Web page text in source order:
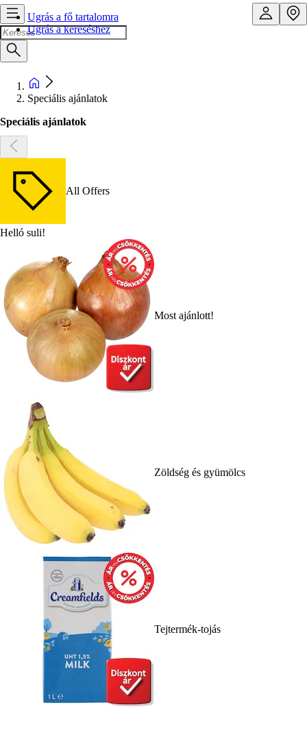
Ugrás a fő tartalomra
Ugrás a kereséshez
Speciális ajánlatok
Speciális ajánlatok
All Offers
Helló suli!
Most ajánlott!
Zöldség és gyümölcs
Tejtermék-tojás